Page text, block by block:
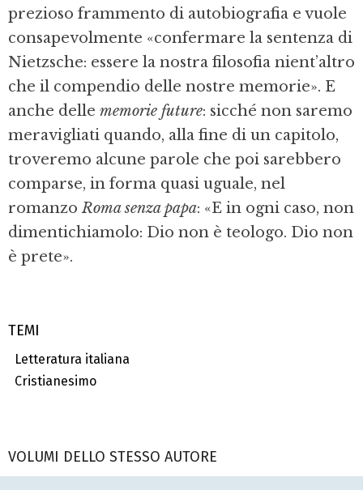
TEMI
Letteratura italiana
Cristianesimo
prezioso frammento di autobiografia e vuole
consapevolmente «confermare la sentenza di
Nietzsche: essere la nostra filosofia nient’altro
che il compendio delle nostre memorie». E
anche delle memorie future: sicché non saremo
meravigliati quando, alla fine di un capitolo,
troveremo alcune parole che poi sarebbero
comparse, in forma quasi uguale, nel
romanzoRoma senza papa: «E in ogni caso, non
dimentichiamolo: Dio non è teologo. Dio non
è prete».
VOLUMI DELLO STESSO AUTORE